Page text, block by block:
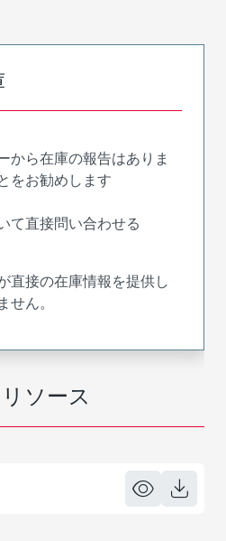
ソース
から在庫の報告はありま
をお勧めします
て直接問い合わせる
直接の在庫情報を提供し
ん。